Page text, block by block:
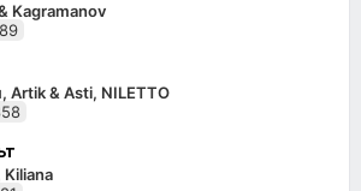
Kagramanov
Artik & Asti, NILETTO
Kiliana